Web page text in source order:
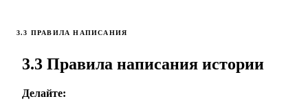
3.3 ПРАВИЛА НАПИСАНИЯ
3.3 Правила написания истории
Делайте: